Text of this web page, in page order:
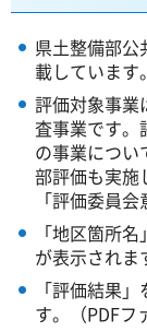
県土整備部公
載しています。
評価対象事業
査事業です。
の事業につい
部評価も実施
「評価委員
「地区箇所
が表示されま
「評価結果
す。（PDFフ